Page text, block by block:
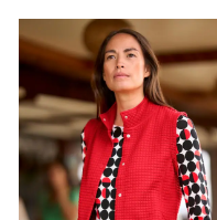
Struktur Jerseyweste
Passform Outfit.